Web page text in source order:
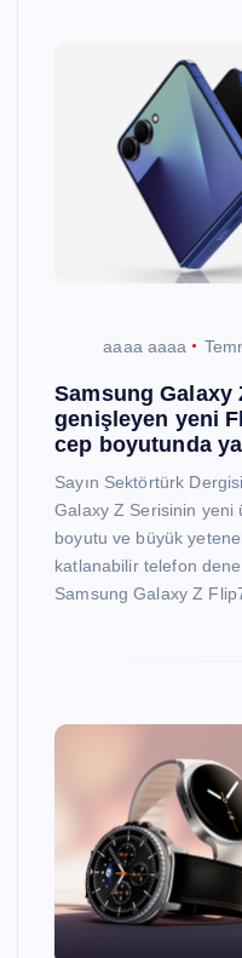
aaaa aaaa
Samsung Galaxy
genişleyen yeni
cep boyutunda
Sayın Sektörtürk
Galaxy Z Serisinin yeni
boyutu ve büyük
katlanabilir telefon
Samsung Galaxy Z